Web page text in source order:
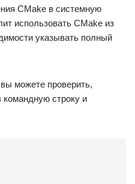
CMake в системную
использовать CMake из
указывать полный
можете проверить,
командную строку и